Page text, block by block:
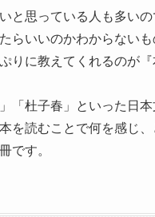
と思っている人も多い
らいいのかわからない
りに教えてくれるのが
「杜子春」といった日
を読むことで何を感じ
です。